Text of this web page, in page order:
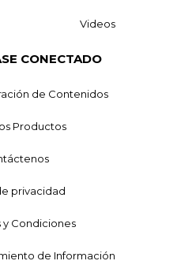
Videos
CONECTADO
de Contenidos
Productos
privacidad
y Condiciones
de Información